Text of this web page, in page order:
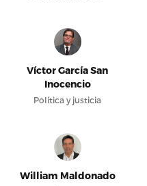
Víctor García San
Inocencio
Política y justicia
William Maldonado